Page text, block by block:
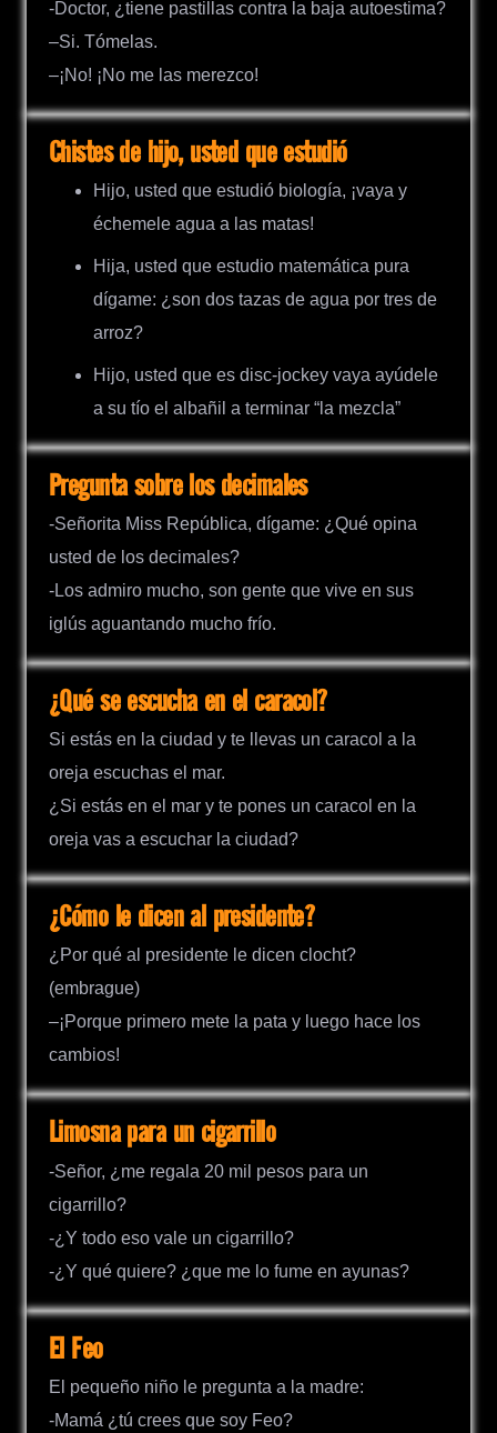
-Doctor, ¿tiene pastillas contra la baja autoestima?
–Si. Tómelas.
–¡No! ¡No me las merezco!
Chistes de hijo, usted que estudió
Hijo, usted que estudió biología, ¡vaya y
échemele agua a las matas!
Hija, usted que estudio matemática pura
dígame: ¿son dos tazas de agua por tres de
arroz?
Hijo, usted que es disc-jockey vaya ayúdele
a su tío el albañil a terminar “la mezcla”
Pregunta sobre los decimales
-Señorita Miss República, dígame: ¿Qué opina
usted de los decimales?
-Los admiro mucho, son gente que vive en sus
iglús aguantando mucho frío.
¿Qué se escucha en el caracol?
Si estás en la ciudad y te llevas un caracol a la
oreja escuchas el mar.
¿Si estás en el mar y te pones un caracol en la
oreja vas a escuchar la ciudad?
¿Cómo le dicen al presidente?
¿Por qué al presidente le dicen clocht?
(embrague)
–¡Porque primero mete la pata y luego hace los
cambios!
Limosna para un cigarrillo
-Señor, ¿me regala 20 mil pesos para un
cigarrillo?
-¿Y todo eso vale un cigarrillo?
-¿Y qué quiere? ¿que me lo fume en ayunas?
El Feo
El pequeño niño le pregunta a la madre:
-Mamá ¿tú crees que soy Feo?